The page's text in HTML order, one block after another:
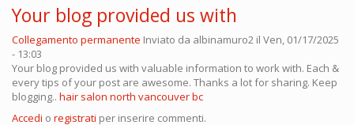
Your blog provided us with
Collegamento permanente Inviato da albinamuro2 il Ven, 01/17/2025
- 13:03
Your blog provided us with valuable information to work with. Each &
every tips of your post are awesome. Thanks a lot for sharing. Keep
blogging.. hair salon north vancouver bc
Accedi o registrati per inserire commenti.